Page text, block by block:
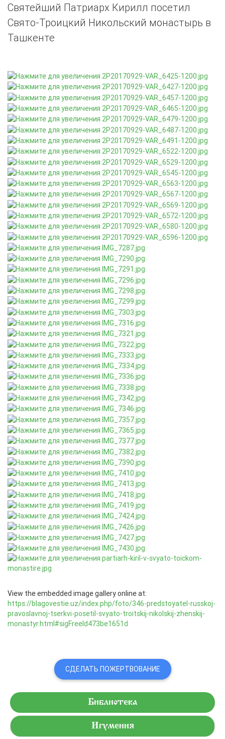
Святейший Патриарх Кирилл посетил
Свято-Троицкий Никольский монастырь в
Ташкенте
View the embedded image gallery online at:
https://blagovestie.uz/index.php/foto/346-predstoyatel-russkoj-
pravoslavnoj-tserkvi-posetil-svyato-troitskij-nikolskij-zhenskij-
monastyr.html#sigFreeId473be1651d
СДЕЛАТЬ ПОЖЕРТВОВАНИЕ
Библиотека
Игумения